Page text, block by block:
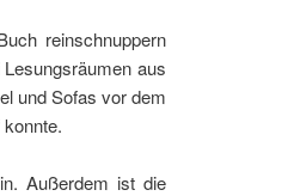
reinschnuppern
aus
und Sofas vor dem
Außerdem ist die